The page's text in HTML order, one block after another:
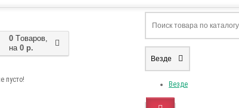
0 Tоваров,
на 0 р.
пусто!
Везде
Везде